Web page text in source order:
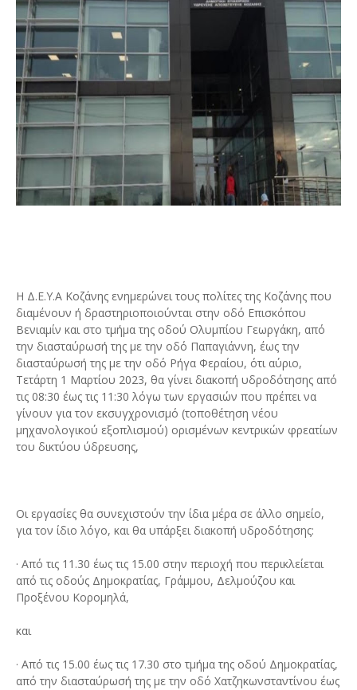
Η Δ.Ε.Υ.Α Κοζάνης ενημερώνει τους πολίτες της Κοζάνης που
διαμένουν ή δραστηριοποιούνται στην οδό Επισκόπου
Βενιαμίν και στο τμήμα της οδού Ολυμπίου Γεωργάκη, από
την διασταύρωσή της με την οδό Παπαγιάννη, έως την
διασταύρωσή της με την οδό Ρήγα Φεραίου, ότι αύριο,
Τετάρτη 1 Μαρτίου 2023, θα γίνει διακοπή υδροδότησης από
τις 08:30 έως τις 11:30 λόγω των εργασιών που πρέπει να
γίνουν για τον εκσυγχρονισμό (τοποθέτηση νέου
μηχανολογικού εξοπλισμού) ορισμένων κεντρικών φρεατίων
του δικτύου ύδρευσης,
Οι εργασίες θα συνεχιστούν την ίδια μέρα σε άλλο σημείο,
για τον ίδιο λόγο, και θα υπάρξει διακοπή υδροδότησης:
· Από τις 11.30 έως τις 15.00 στην περιοχή που περικλείεται
από τις οδούς Δημοκρατίας, Γράμμου, Δελμούζου και
Προξένου Κορομηλά,
και
· Από τις 15.00 έως τις 17.30 στο τμήμα της οδού Δημοκρατίας,
από την διασταύρωσή της με την οδό Χατζηκωνσταντίνου έως